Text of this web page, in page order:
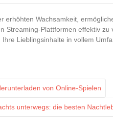
erhöhten Wachsamkeit,
Streaming-Plattformen effektiv zu
Lieblingsinhalte in vollem
von Online-Spielen
unterwegs: die besten